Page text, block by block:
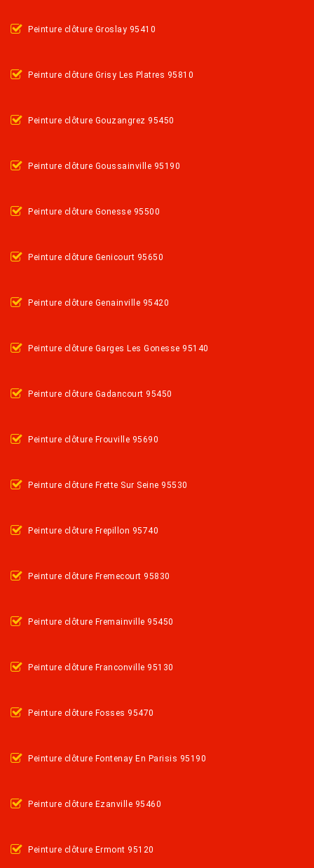
Peinture clôture Groslay 95410
Peinture clôture Grisy Les Platres 95810
Peinture clôture Gouzangrez 95450
Peinture clôture Goussainville 95190
Peinture clôture Gonesse 95500
Peinture clôture Genicourt 95650
Peinture clôture Genainville 95420
Peinture clôture Garges Les Gonesse 95140
Peinture clôture Gadancourt 95450
Peinture clôture Frouville 95690
Peinture clôture Frette Sur Seine 95530
Peinture clôture Frepillon 95740
Peinture clôture Fremecourt 95830
Peinture clôture Fremainville 95450
Peinture clôture Franconville 95130
Peinture clôture Fosses 95470
Peinture clôture Fontenay En Parisis 95190
Peinture clôture Ezanville 95460
Peinture clôture Ermont 95120